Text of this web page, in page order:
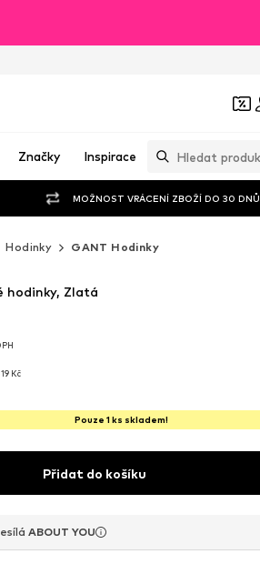
Značky Inspirace
MOŽNOST VRÁCENÍ ZBOŽÍ DO 30 DNŮ
Hodinky GANT Hodinky
Kč
Kč
hodinky, Zlatá
Pouze 1 ks skladem!
Přidat do košíku
ABOUT YOU
ABOUT YOU
ABOUT YOU